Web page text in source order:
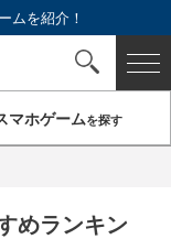
ムを紹介！
マホゲームを探す
めランキン